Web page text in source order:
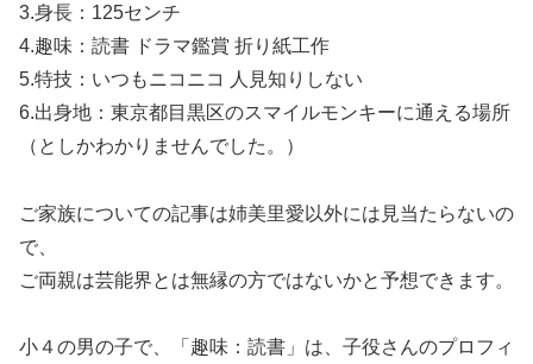
3.身長：125センチ
4.趣味：読書 ドラマ鑑賞 折り紙工作
5.特技：いつもニコニコ 人見知りしない
6.出身地：東京都目黒区のスマイルモンキーに通える場所
（としかわかりませんでした。）
ご家族についての記事は姉美里愛以外には見当たらないの
で、
ご両親は芸能界とは無縁の方ではないかと予想できます。
小４の男の子で、「趣味：読書」は、子役さんのプロフィ